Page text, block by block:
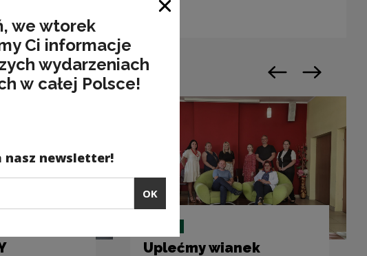
Uplećmy wianek
Previous slide
Next slide
we wtorek
Ci informacje
wydarzeniach
w całej Polsce!
nasz newsletter!
OK